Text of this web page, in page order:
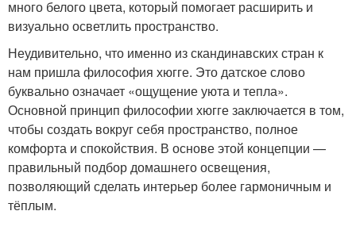
много белого цвета, который помогает расширить и
визуально осветлить пространство.
Неудивительно, что именно из скандинавских стран к
нам пришла философия хюгге. Это датское слово
буквально означает «ощущение уюта и тепла».
Основной принцип философии хюгге заключается в том,
чтобы создать вокруг себя пространство, полное
комфорта и спокойствия. В основе этой концепции —
правильный подбор домашнего освещения,
позволяющий сделать интерьер более гармоничным и
тёплым.